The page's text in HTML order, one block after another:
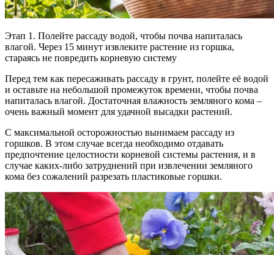
Этап 1. Полейте рассаду водой, чтобы почва напиталась
влагой. Через 15 минут извлеките растение из горшка,
стараясь не повредить корневую систему
Перед тем как пересаживать рассаду в грунт, полейте её водой
и оставьте на небольшой промежуток времени, чтобы почва
напиталась влагой. Достаточная влажность земляного кома –
очень важный момент для удачной высадки растений.
С максимальной осторожностью вынимаем рассаду из
горшков. В этом случае всегда необходимо отдавать
предпочтение целостности корневой системы растения, и в
случае каких-либо затруднений при извлечении земляного
кома без сожалений разрезать пластиковые горшки.